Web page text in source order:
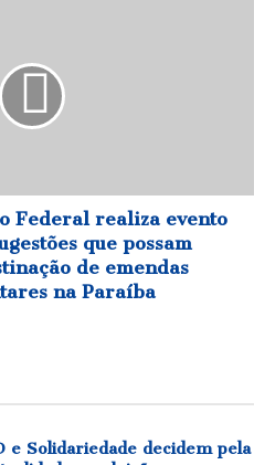
Federal realiza evento
que possam
de emendas
na Paraíba
e Solidariedade decidem pela